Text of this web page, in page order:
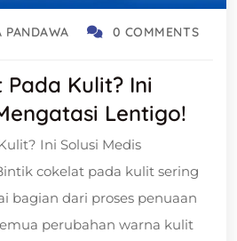
0 COMMENTS
Kulit? Ini
Lentigo!
Ini Solusi Medis
cokelat pada kulit sering
bagian dari proses penuaan
perubahan warna kulit